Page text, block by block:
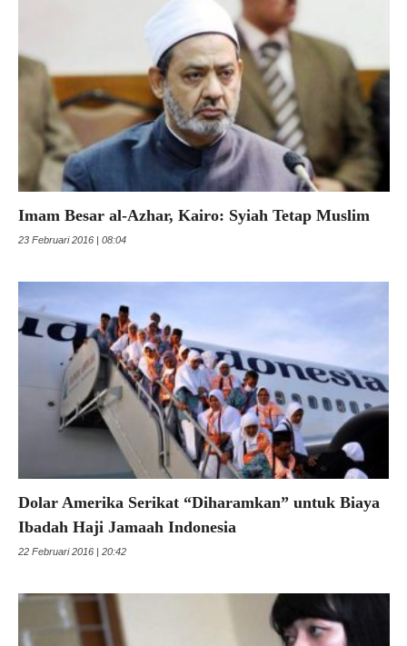
Imam Besar al-Azhar, Kairo: Syiah Tetap Muslim
23 Februari 2016 | 08:04
Dolar Amerika Serikat “Diharamkan” untuk Biaya
Ibadah Haji Jamaah Indonesia
22 Februari 2016 | 20:42